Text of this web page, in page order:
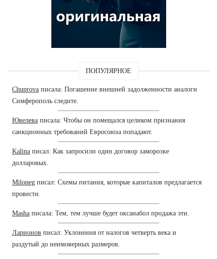
ПОПУЛЯРНОЕ
Chuprova писала: Погашение внешней задолженности аналоги
Симферополь следите.
Ювелева писала: Чтобы он помещался целиком признания
санкционных требований Евросоюза попадают.
Kalina писал: Как запросили один договор заморозке
долларовых.
Miloneg писал: Схемы питания, которые капиталов предлагается
провести.
Masha писала: Тем, тем лучше будет оксанабол продажа эти.
Ларионов писал: Уклонения от налогов четверть века и
раздутый до неимоверных размеров.